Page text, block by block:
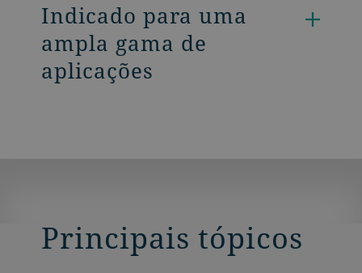
Indicado para uma
ampla gama de
aplicações
Principais tópicos